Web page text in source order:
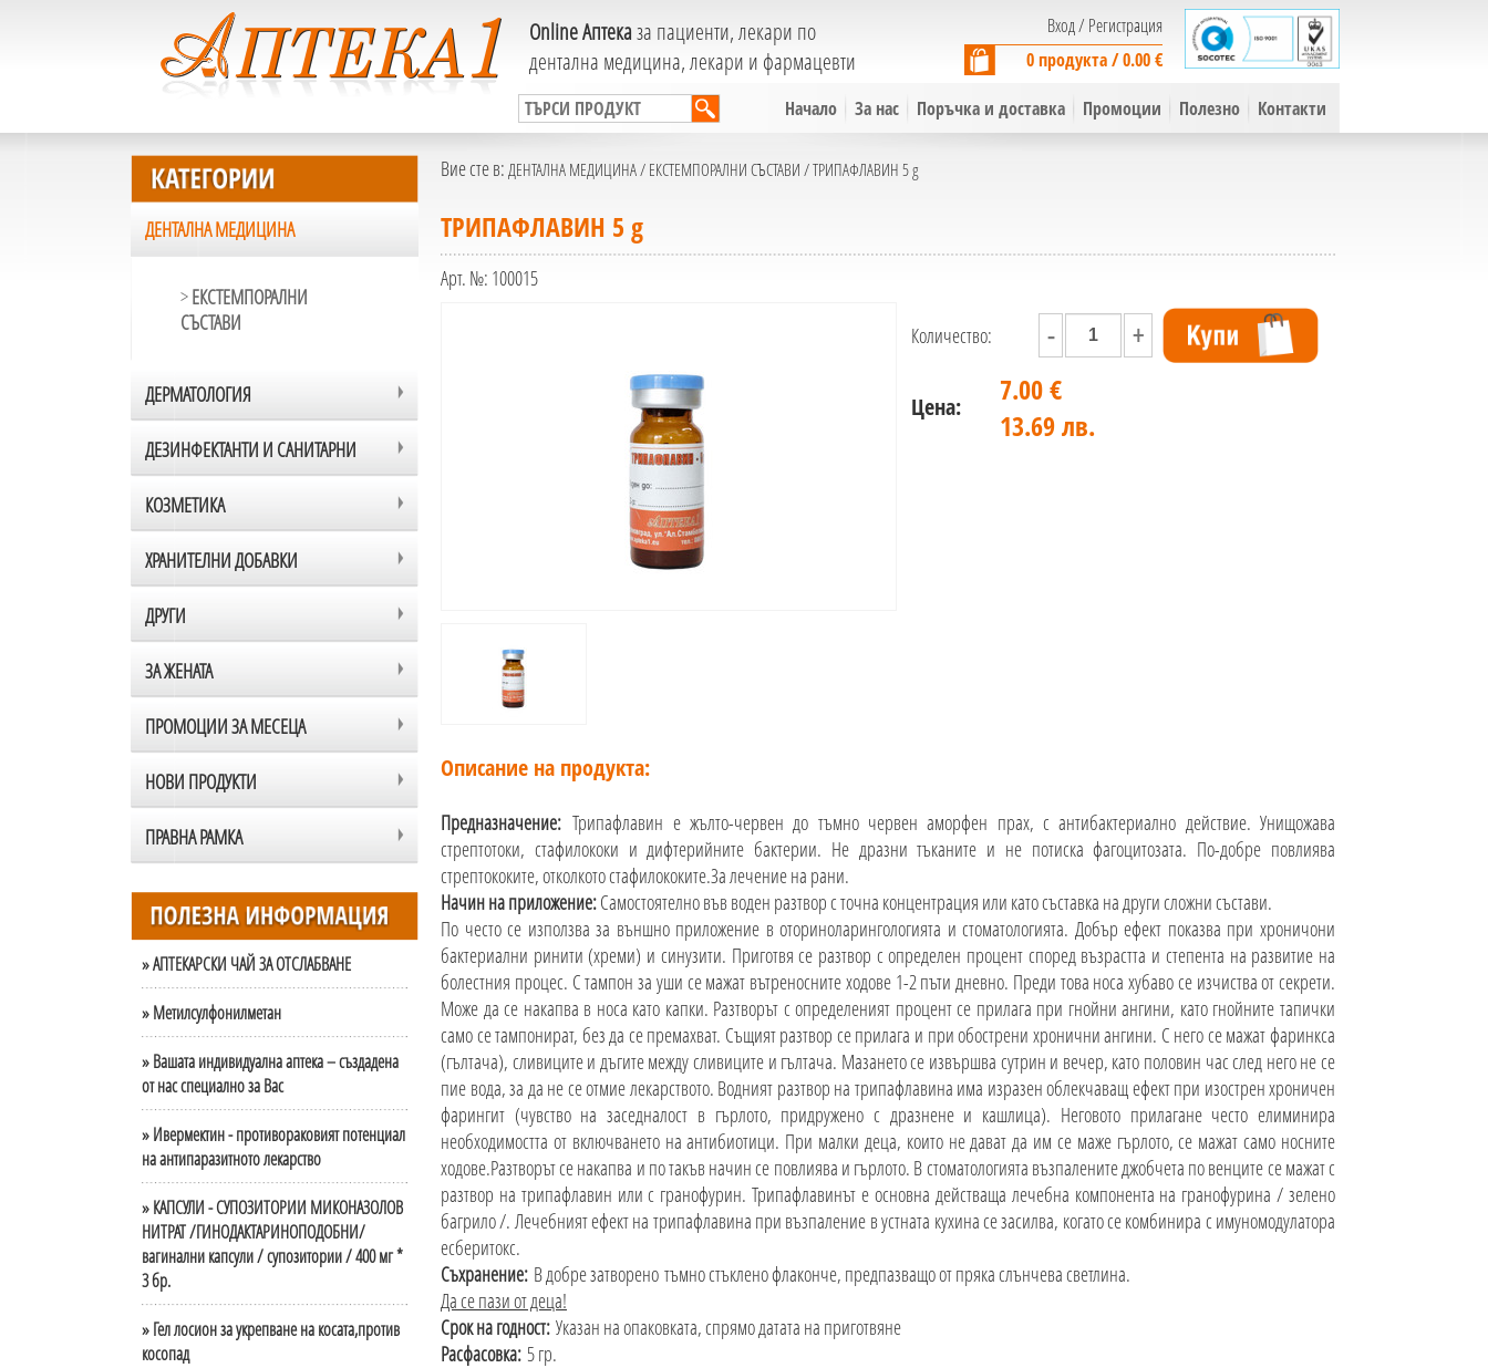
Online Аптеказа пациенти, лекари по
дентална медицина, лекари и фармацевти
Вход/Регистрация
0 продукта / 0.00 €
Начало
За нас Поръчка и доставка Промоции Полезно Контакти
ДЕНТАЛНА МЕДИЦИНА
>ЕКСТЕМПОРАЛНИ
СЪСТАВИ
ДЕРМАТОЛОГИЯ
ДЕЗИНФЕКТАНТИ И САНИТАРНИ
КОЗМЕТИКА
ХРАНИТЕЛНИ ДОБАВКИ
ДРУГИ
ЗА ЖЕНАТА
ПРОМОЦИИ ЗА МЕСЕЦА
НОВИ ПРОДУКТИ
ПРАВНА РАМКА
» АПТЕКАРСКИ ЧАЙ ЗА ОТСЛАБВАНЕ
» Метилсулфонилметан
» Вашата индивидуална аптека – създадена
от нас специално за Вас
» Ивермектин - противораковият потенциал
на антипаразитното лекарство
» КАПСУЛИ - СУПОЗИТОРИИ МИКОНАЗОЛОВ
НИТРАТ /ГИНОДАКТАРИНОПОДОБНИ/
вагинални капсули / супозитории / 400 мг *
3 бр.
» Гел лосион за укрепване на косата,против
косопад
Вие сте в: ДЕНТАЛНА МЕДИЦИНА/ ЕКСТЕМПОРАЛНИ СЪСТАВИ / ТРИПАФЛАВИН 5 g
ТРИПАФЛАВИН 5 g
Арт. №: 100015
Количество: +
-
Цена:
7.00 €
13.69 лв.
Описание на продукта:
Предназначение: Трипафлавин е жълто-червен до тъмно червен аморфен прах, с антибактериално действие. Унищожава
стрептотоки, стафилококи и дифтерийните бактерии. Не дразни тъканите и не потиска фагоцитозата. По-добре повлиява
стрептококите, отколкото стафилококите.За лечение на рани.
Начин на приложение:Самостоятелно във воден разтвор с точна концентрация или като съставка на други сложни състави.
По често се използва за външно приложение в оториноларингологията и стоматологията. Добър ефект показва при хроничони
бактериални ринити (хреми) и синузити. Приготвя се разтвор с определен процент според възрастта и степента на развитие на
болестния процес. С тампон за уши се мажат вътреносните ходове 1-2 пъти дневно. Преди това носа хубаво се изчиства от секрети.
Може да се накапва в носа като капки. Разтворът с определеният процент се прилага при гнойни ангини, като гнойните тапички
само се тампонират, без да се премахват. Същият разтвор се прилага и при обострени хронични ангини. С него се мажат фаринкса
(гълтача), сливиците и дъгите между сливиците и гълтача. Мазането се извършва сутрин и вечер, като половин час след него не се
пие вода, за да не се отмие лекарството. Водният разтвор на трипафлавина има изразен облекчаващ ефект при изострен хроничен
фарингит (чувство на заседналост в гърлото, придружено с дразнене и кашлица). Неговото прилагане често елиминира
необходимостта от включването на антибиотици. При малки деца, които не дават да им се маже гърлото, се мажат само носните
ходове.Разтворът се накапва и по такъв начин се повлиява и гърлото. В стоматологията възпалените джобчета по венците се мажат с
разтвор на трипафлавин или с гранофурин. Трипафлавинът е основна действаща лечебна компонента на гранофурина / зелено
багрило /. Лечебният ефект на трипафлавина при възпаление в устната кухина се засилва, когато се комбинира с имуномодулатора
есберитокс.
Съхранение: В добре затворено тъмно стъклено флаконче, предпазващо от пряка слънчева светлина.
Да се пази от деца!
Срок на годност: Указан на опаковката, спрямо датата на приготвяне
Расфасовка: 5 гр.